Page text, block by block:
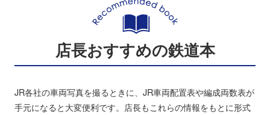
店長おすすめの鉄道本
JR各社の車両写真を撮るときに、JR車両配置表や編成両数表が
手元になると大変便利です。店長もこれらの情報をもとに形式